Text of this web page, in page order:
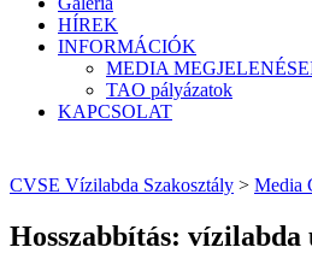
HÍREK
INFORMÁCIÓK
MEDIA
TAO pályázatok
KAPCSOLAT
CVSE Vízilabda Szakosztály > Media
Hosszabbítás: